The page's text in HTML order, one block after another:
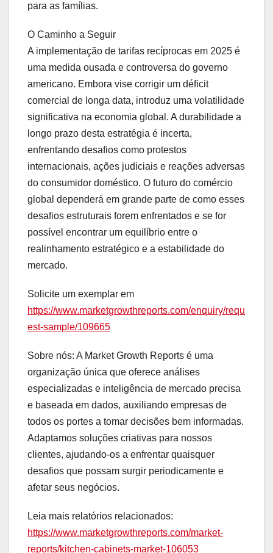
para as famílias.
O Caminho a Seguir
A implementação de tarifas recíprocas em 2025 é
uma medida ousada e controversa do governo
americano. Embora vise corrigir um déficit
comercial de longa data, introduz uma volatilidade
significativa na economia global. A durabilidade a
longo prazo desta estratégia é incerta,
enfrentando desafios como protestos
internacionais, ações judiciais e reações adversas
do consumidor doméstico. O futuro do comércio
global dependerá em grande parte de como esses
desafios estruturais forem enfrentados e se for
possível encontrar um equilíbrio entre o
realinhamento estratégico e a estabilidade do
mercado.
Solicite um exemplar em
https://www.marketgrowthreports.com/enquiry/requ
est-sample/109665
Sobre nós: A Market Growth Reports é uma
organização única que oferece análises
especializadas e inteligência de mercado precisa
e baseada em dados, auxiliando empresas de
todos os portes a tomar decisões bem informadas.
Adaptamos soluções criativas para nossos
clientes, ajudando-os a enfrentar quaisquer
desafios que possam surgir periodicamente e
afetar seus negócios.
Leia mais relatórios relacionados:
https://www.marketgrowthreports.com/market-
reports/kitchen-cabinets-market-106053